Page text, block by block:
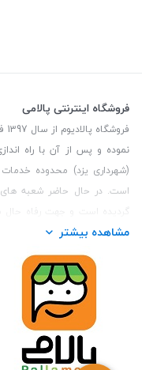
فروشگاه اینترنتی پالامی
نموده و پس از آن با راه
(شهرداری یزد) محدوده
است. در حال حاضر شعبه های
گردیده است و جهت رفاه حال
استان یزد و همچنین مشتریان
نموده است. هدف فروشگاه
مطمئن، با کالاهای متنوع،
بتواند در مدت زمان کوتاه
تحویل بگیرد و در صورت
بازگشت کالا هم داشته
انعقاد قرارداد با ارگان
مشاهده بیشتر